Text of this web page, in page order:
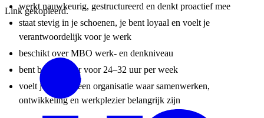
werkt nauwkeurig, gestructureerd en denkt proactief mee
staat stevig in je schoenen, je bent loyaal en voelt je
verantwoordelijk voor je werk
beschikt over MBO werk- en denkniveau
bent beschikbaar voor 24–32 uur per week
voelt je thuis in een organisatie waar samenwerken,
ontwikkeling en werkplezier belangrijk zijn
Link gekopieerd.